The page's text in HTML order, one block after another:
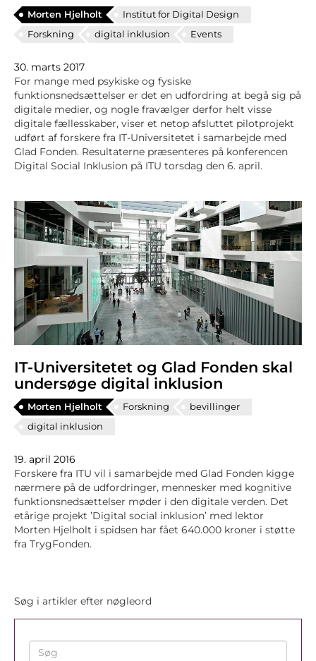
Morten Hjelholt
Institut for Digital Design
Forskning
digital inklusion Events
30. marts 2017
For mange med psykiske og fysiske
funktionsnedsættelser er det en udfordring at begå sig på
digitale medier, og nogle fravælger derfor helt visse
digitale fællesskaber, viser et netop afsluttet pilotprojekt
udført af forskere fra IT-Universitetet i samarbejde med
Glad Fonden. Resultaterne præsenteres på konferencen
Digital Social Inklusion på ITU torsdag den 6. april.
IT-Universitetet og Glad Fonden skal
undersøge digital inklusion
Morten Hjelholt Forskning
bevillinger
digital inklusion
19. april 2016
Forskere fra ITU vil i samarbejde med Glad Fonden kigge
nærmere på de udfordringer, mennesker med kognitive
funktionsnedsættelser møder i den digitale verden. Det
etårige projekt ’Digital social inklusion’ med lektor
Morten Hjelholt i spidsen har fået 640.000 kroner i støtte
fra TrygFonden.
Søg i artikler efter nøgleord